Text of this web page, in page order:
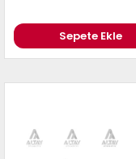
Sepete Ekle